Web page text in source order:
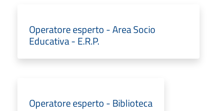
Operatore esperto - Area Socio
Educativa - E.R.P.
Operatore esperto - Biblioteca